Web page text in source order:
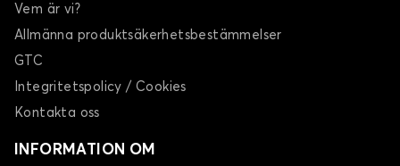
Bilmattor för CHEVROLET EPICA
Vem är vi?
Allmänna produktsäkerhetsbestämmelser
GTC
Integritetspolicy / Cookies
Kontakta oss
INFORMATION OM